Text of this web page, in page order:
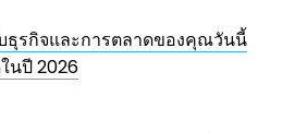
ธุรกิจและการตลาดของคุณวันนี้
นปี 2026